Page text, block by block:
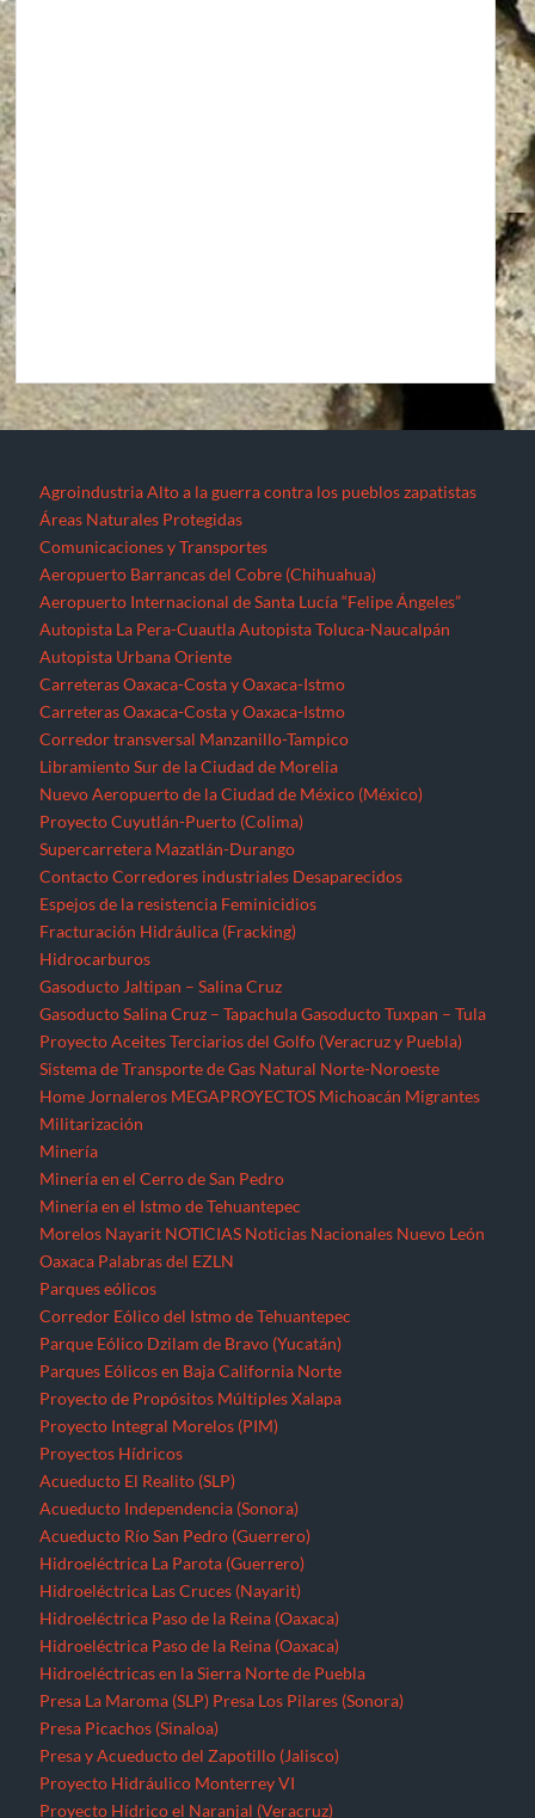
Agroindustria Alto a la guerra contra los pueblos zapatistas
Áreas Naturales Protegidas
Comunicaciones y Transportes
Aeropuerto Barrancas del Cobre (Chihuahua)
Aeropuerto Internacional de Santa Lucía “Felipe Ángeles”
Autopista La Pera-Cuautla Autopista Toluca-Naucalpán
Autopista Urbana Oriente
Carreteras Oaxaca-Costa y Oaxaca-Istmo
Carreteras Oaxaca-Costa y Oaxaca-Istmo
Corredor transversal Manzanillo-Tampico
Libramiento Sur de la Ciudad de Morelia
Nuevo Aeropuerto de la Ciudad de México (México)
Proyecto Cuyutlán-Puerto (Colima)
Supercarretera Mazatlán-Durango
Contacto Corredores industriales Desaparecidos
Espejos de la resistencia Feminicidios
Fracturación Hidráulica (Fracking)
Hidrocarburos
Gasoducto Jaltipan – Salina Cruz
Gasoducto Salina Cruz – Tapachula Gasoducto Tuxpan – Tula
Proyecto Aceites Terciarios del Golfo (Veracruz y Puebla)
Sistema de Transporte de Gas Natural Norte-Noroeste
Home Jornaleros MEGAPROYECTOS Michoacán Migrantes
Militarización
Minería
Minería en el Cerro de San Pedro
Minería en el Istmo de Tehuantepec
Morelos Nayarit NOTICIAS Noticias Nacionales Nuevo León
Oaxaca Palabras del EZLN
Parques eólicos
Corredor Eólico del Istmo de Tehuantepec
Parque Eólico Dzilam de Bravo (Yucatán)
Parques Eólicos en Baja California Norte
Proyecto de Propósitos Múltiples Xalapa
Proyecto Integral Morelos (PIM)
Proyectos Hídricos
Acueducto El Realito (SLP)
Acueducto Independencia (Sonora)
Acueducto Río San Pedro (Guerrero)
Hidroeléctrica La Parota (Guerrero)
Hidroeléctrica Las Cruces (Nayarit)
Hidroeléctrica Paso de la Reina (Oaxaca)
Hidroeléctrica Paso de la Reina (Oaxaca)
Hidroeléctricas en la Sierra Norte de Puebla
Presa La Maroma (SLP) Presa Los Pilares (Sonora)
Presa Picachos (Sinaloa)
Presa y Acueducto del Zapotillo (Jalisco)
Proyecto Hidráulico Monterrey VI
Proyecto Hídrico el Naranjal (Veracruz)